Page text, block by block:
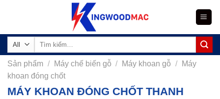
Tìm
Sản phẩm / Máy chế biến gỗ / Máy khoan gỗ /
Máy
khoan đóng chốt
MÁY KHOAN ĐÓNG CHỐT THANH